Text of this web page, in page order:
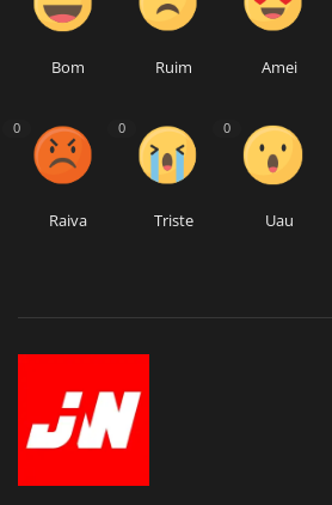
Bom Ruim Amei
0
Raiva
0
Triste
0
Uau